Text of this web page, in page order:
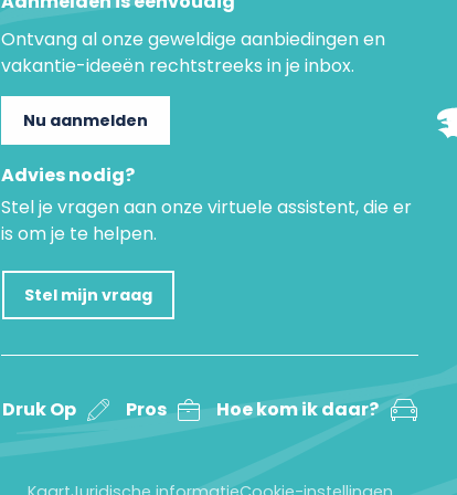
Ontvang al onze geweldige aanbiedingen en
vakantie-ideeën rechtstreeks in je inbox.
Nu aanmelden
Advies nodig?
Stel je vragen aan onze virtuele assistent, die er
is om je te helpen.
Stel mijn vraag
Druk Op Pros Hoe kom ik daar?